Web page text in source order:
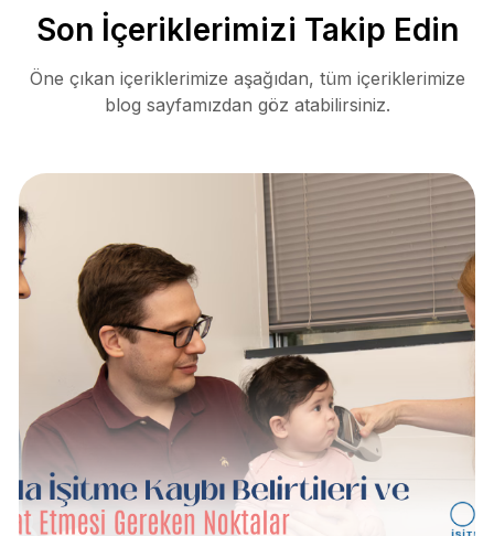
Son İçeriklerimizi Takip Edin
Öne çıkan içeriklerimize aşağıdan, tüm içeriklerimize
blog sayfamızdan göz atabilirsiniz.